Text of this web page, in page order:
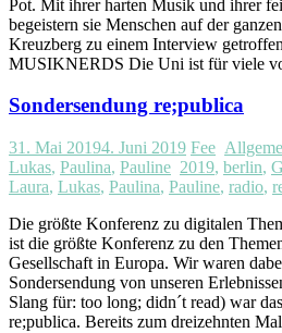
Pot. Mit ihrer harten Musik und ihrer
begeistern sie Menschen auf der
Kreuzberg zu einem Interview
MUSIKNERDS Die Uni ist für viele
Sondersendung re;publica
31. Mai 20194. Juni 2019 Fee
Lukas, Paulina, Pauline 2019, berlin,
Laura, Lukas, Paulina, Pauline, radio,
Die größte Konferenz zu digitalen
ist die größte Konferenz zu den
Gesellschaft in Europa. Wir waren
Sondersendung von unseren
Slang für: too long; didn´t read) war
re;publica. Bereits zum dreizehnten